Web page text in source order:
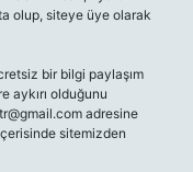
olup, siteye üye olarak
bir bilgi paylaşım
aykırı olduğunu
adresine
sitemizden